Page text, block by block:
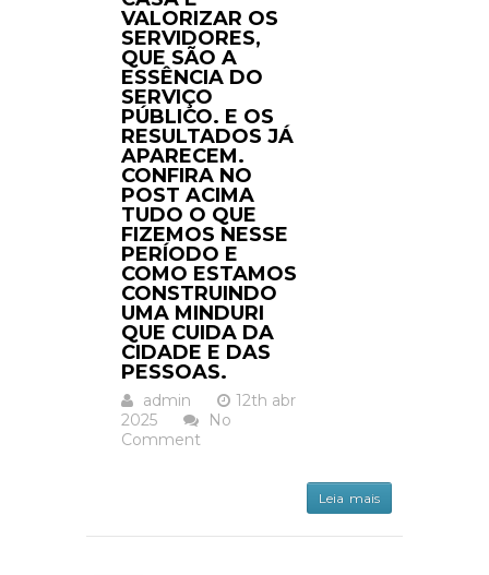
VALORIZAR OS
SERVIDORES,
QUE SÃO A
ESSÊNCIA DO
SERVIÇO
PÚBLICO. E OS
RESULTADOS JÁ
APARECEM.
CONFIRA NO
POST ACIMA
TUDO O QUE
FIZEMOS NESSE
PERÍODO E
COMO ESTAMOS
CONSTRUINDO
UMA MINDURI
QUE CUIDA DA
CIDADE E DAS
PESSOAS.
admin
12th abr
2025
No
Comment
Leia mais